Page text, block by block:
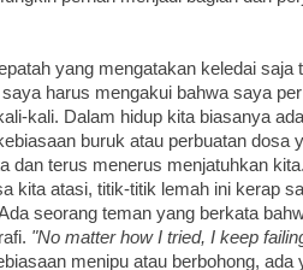
yang mengatakan keledai saja
harus mengakui bahwa saya
kali. Dalam hidup kita biasanya
buruk atau perbuatan dosa
dan terus menerus menjatuhkan
kita atasi, titik-titik lemah ini kerap
seorang teman yang berkata
"No matter how I tried, I keep
menipu atau berbohong, ada